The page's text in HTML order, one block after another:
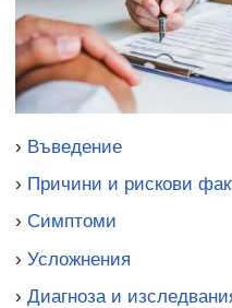
› Въведение
› Причини и рискови
› Симптоми
› Усложнения
› Диагноза и